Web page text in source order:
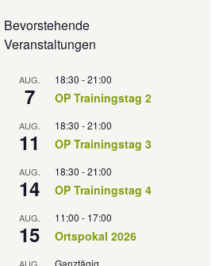
Bevorstehende
Veranstaltungen
AUG.
7
18:30 -21:00
OP Trainingstag 2
AUG.
11
18:30 -21:00
OP Trainingstag 3
AUG.
14
18:30 -21:00
OP Trainingstag 4
AUG.
15
11:00 - 17:00
Ortspokal 2026